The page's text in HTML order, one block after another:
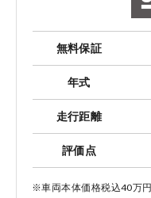
コー
無料保証
年式
走行距離
評価点
※車両本体価格税込40万